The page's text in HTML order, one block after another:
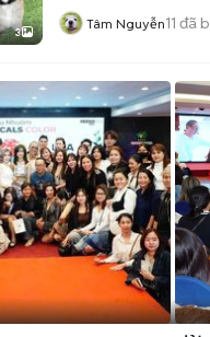
3 Tâm Nguyễn11 đã